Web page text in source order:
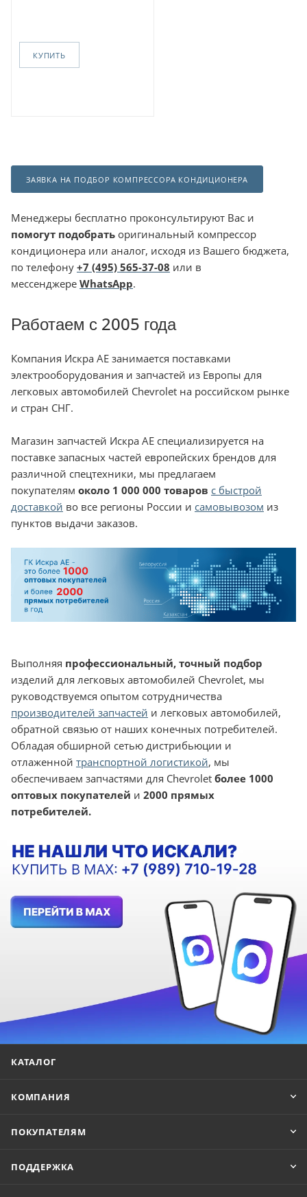
КУПИТЬ
ЗАЯВКА НА ПОДБОР КОМПРЕССОРА КОНДИЦИОНЕРА
Менеджеры бесплатно проконсультируют Вас и
помогут подобрать оригинальный компрессор
кондиционера или аналог, исходя из Вашего бюджета,
по телефону +7 (495) 565-37-08 или в
мессенджере WhatsApp.
Работаем с 2005 года
Компания Искра АЕ занимается поставками
электрооборудования и запчастей из Европы для
легковых автомобилей Chevrolet на российском рынке
и стран СНГ.
Магазин запчастей Искра АЕ специализируется на
поставке запасных частей европейских брендов для
различной спецтехники, мы предлагаем
покупателям около 1 000 000 товаров с быстрой
доставкой во все регионы России и самовывозом из
пунктов выдачи заказов.
Выполняя профессиональный, точный подбор
изделий для легковых автомобилей Chevrolet, мы
руководствуемся опытом сотрудничества
производителей запчастей и легковых автомобилей,
обратной связью от наших конечных потребителей.
Обладая обширной сетью дистрибьюции и
отлаженной транспортной логистикой, мы
обеспечиваем запчастями для Chevrolet более 1000
оптовых покупателей и 2000 прямых
потребителей.
КАТАЛОГ
КОМПАНИЯ
ПОКУПАТЕЛЯМ
ПОДДЕРЖКА